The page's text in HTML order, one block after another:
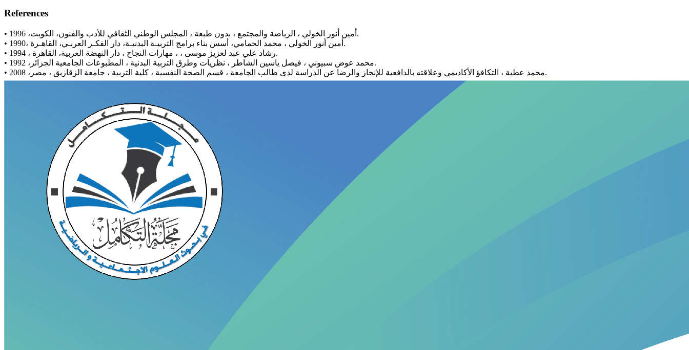
References
• أمين أنور الخولي ، الرياضة والمجتمع ، بدون طبعة ، المجلس الوطني الثقافي للأدب والفنون، الكويت، 1996.
• أمين أنور الخولي ، محمد الحمامي، أسس بناء برامج التربيـة البدنيـة، دار الفكـر العربـي، القاهـرة ،1990.
• رشاد علي عبد لعزيز موسى ، ، مهارات النجاح ، دار النهضة العربية، القاهرة ، 1994.
• محمد عوض سبيوني ، فيصل ياسين الشاطر ، نظريات وطرق التربية البدنية ، المطبوعات الجامعية الجزائر، 1992.
• محمد عطية ، التكافؤ الأكاديمي وعلاقته بالدافعية للإنجاز والرضا عن الدراسة لدى طالب الجامعة ، قسم الصحة النفسية ، كلية التربية ، جامعة الزقازيق ، مصر، 2008.